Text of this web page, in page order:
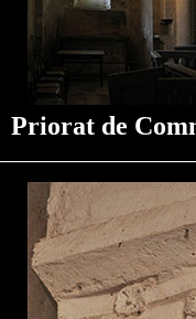
Priorat de